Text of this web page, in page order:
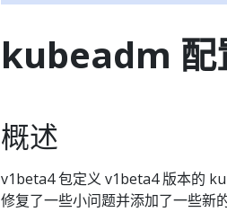
kubeadm
概述
v1beta4 包定义 v1beta4 版本的
修复了一些小问题并添加了一些新